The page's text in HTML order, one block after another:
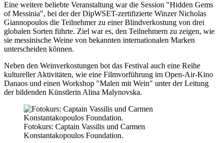
Eine weitere beliebte Veranstaltung war die Session "Hidden Gems
of Messinia", bei der der DipWSET-zertifizierte Winzer Nicholas
Giannopoulos die Teilnehmer zu einer Blindverkostung von drei
globalen Sorten führte. Ziel war es, den Teilnehmern zu zeigen, wie
sie messinische Weine von bekannten internationalen Marken
unterscheiden können.
Neben den Weinverkostungen bot das Festival auch eine Reihe
kultureller Aktivitäten, wie eine Filmvorführung im Open-Air-Kino
Danaos und einen Workshop "Malen mit Wein" unter der Leitung
der bildenden Künstlerin Alina Malynovska.
Fotokurs: Captain Vassilis und Carmen
Konstantakopoulos Foundation.